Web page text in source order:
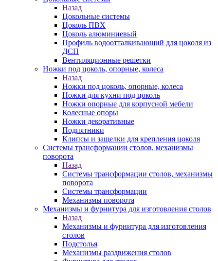
Назад
Цокольные системы
Цоколь ПВХ
Цоколь алюминиевый
Профиль водоотталкивающий для цоколя из
ДСП
Вентиляционные решетки
Ножки под цоколь, опорные, колеса
Назад
Ножки под цоколь, опорные, колеса
Ножки для кухни под цоколь
Ножки опорные для корпусной мебели
Колесные опоры
Ножки декоративные
Подпятники
Клипсы и защелки для крепления цоколя
Системы трансформации столов, механизмы
поворота
Назад
Системы трансформации столов, механизмы
поворота
Системы трансформации
Механизмы поворота
Механизмы и фурнитура для изготовления столов
Назад
Механизмы и фурнитура для изготовления
столов
Подстолья
Механизмы раздвижения столов